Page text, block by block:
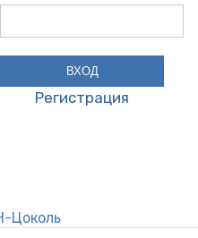
Регистрация
Цоколь